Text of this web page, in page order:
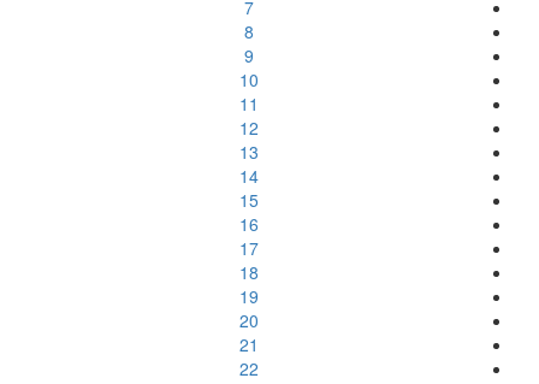
7
8
9
10
11
12
13
14
15
16
17
18
19
20
21
22